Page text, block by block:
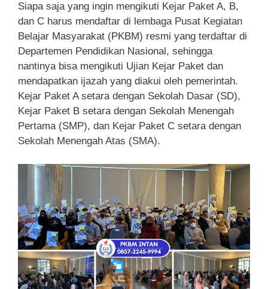
Siapa saja yang ingin mengikuti Kejar Paket A, B,
dan C harus mendaftar di lembaga Pusat Kegiatan
Belajar Masyarakat (PKBM) resmi yang terdaftar di
Departemen Pendidikan Nasional, sehingga
nantinya bisa mengikuti Ujian Kejar Paket dan
mendapatkan ijazah yang diakui oleh pemerintah.
Kejar Paket A setara dengan Sekolah Dasar (SD),
Kejar Paket B setara dengan Sekolah Menengah
Pertama (SMP), dan Kejar Paket C setara dengan
Sekolah Menengah Atas (SMA).